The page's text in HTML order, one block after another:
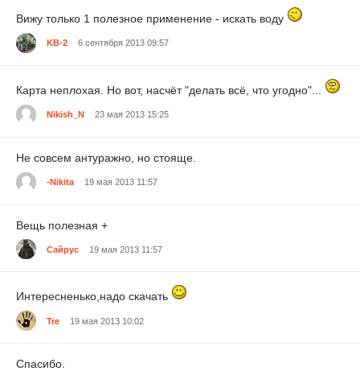
Вижу только 1 полезное применение - искать воду
KB-2 6 сентября 2013 09:57
Карта неплохая. Но вот, насчёт "делать всё, что угодно"...
Nikish_N 23 мая 2013 15:25
Не совсем антуражно, но стояще.
-Nikita 19 мая 2013 11:57
Вещь полезная +
Сайрус 19 мая 2013 11:57
Интересненько,надо скачать
Tre 19 мая 2013 10:02
Спасибо.